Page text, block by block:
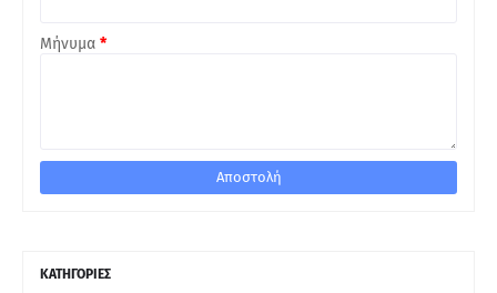
Μήνυμα *
ΚΑΤΗΓΟΡΙΕΣ